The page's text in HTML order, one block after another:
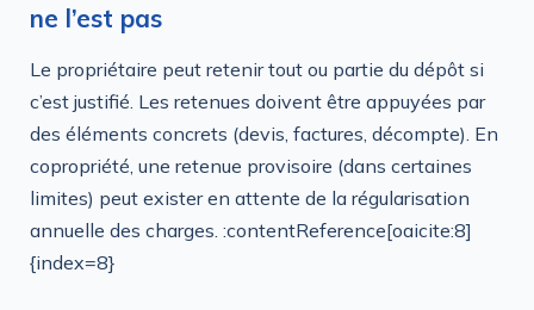
ne l’est pas
Le propriétaire peut retenir tout ou partie du dépôt si
c’est justifié. Les retenues doivent être appuyées par
des éléments concrets (devis, factures, décompte). En
copropriété, une retenue provisoire (dans certaines
limites) peut exister en attente de la régularisation
annuelle des charges. :contentReference[oaicite:8]
{index=8}